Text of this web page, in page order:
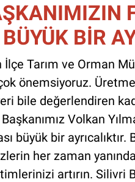
BİR
İlçe Tarım ve Orman
önemsiyoruz.
bile değerlendiren
Volkan
büyük bir ayrıcalıktır.
her zaman
artırın. Silivri